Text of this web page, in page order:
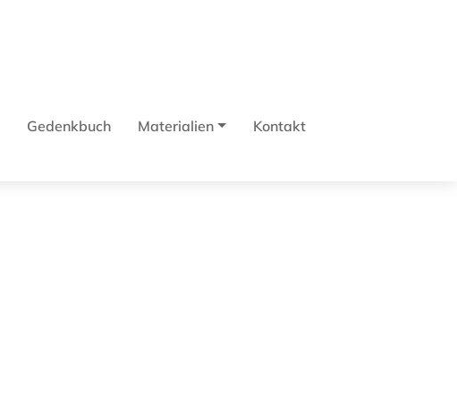
Gedenkbuch Materialien Kontakt